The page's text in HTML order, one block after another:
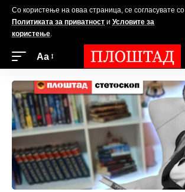
Со користење на оваа страница, се согласувате со
Политиката за приватност и Условите за
користење.
Аа